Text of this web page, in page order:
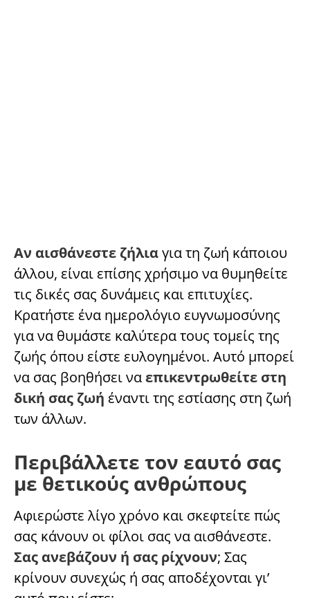
Αν αισθάνεστε ζήλιαγια τη ζωή κάποιου
άλλου, είναι επίσης χρήσιμο να θυμηθείτε
τις δικές σας δυνάμεις και επιτυχίες.
Κρατήστε ένα ημερολόγιο ευγνωμοσύνης
για να θυμάστε καλύτερα τους τομείς της
ζωής όπου είστε ευλογημένοι. Αυτό μπορεί
να σας βοηθήσει ναεπικεντρωθείτε στη
δική σας ζωή έναντι της εστίασης στη ζωή
των άλλων.
Περιβάλλετε τον εαυτό σας
με θετικούς ανθρώπους
Αφιερώστε λίγο χρόνο και σκεφτείτε πώς
σας κάνουν οι φίλοι σας να αισθάνεστε.
Σας ανεβάζουν ή σας ρίχνουν; Σας
κρίνουν συνεχώς ή σας αποδέχονται γι’